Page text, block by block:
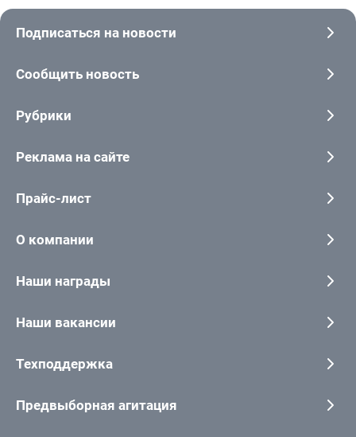
Подписаться на новости
Сообщить новость
Рубрики
Реклама на сайте
Прайс-лист
О компании
Наши награды
Наши вакансии
Техподдержка
Предвыборная агитация